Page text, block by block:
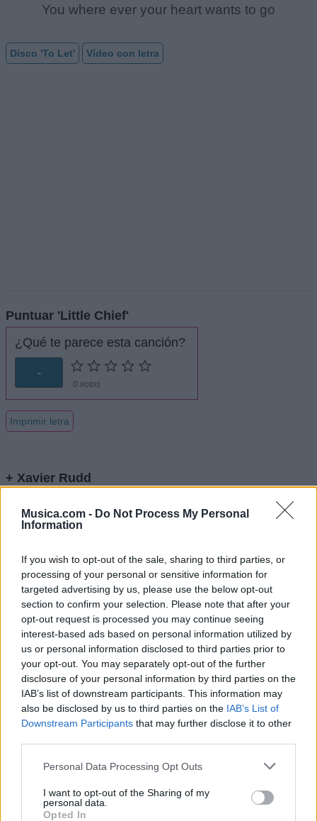
Musica.com - Do Not Process My Personal
Information
If you wish to opt-out of the sale, sharing to third parties, or
processing of your personal or sensitive information for
targeted advertising by us, please use the below opt-out
section to confirm your selection. Please note that after your
opt-out request is processed you may continue seeing
interest-based ads based on personal information utilized by
us or personal information disclosed to third parties prior to
your opt-out. You may separately opt-out of the further
disclosure of your personal information by third parties on the
IAB’s list of downstream participants. This information may
also be disclosed by us to third parties on the IAB’s List of
Downstream Participants that may further disclose it to other
Personal Data Processing Opt Outs
I want to opt-out of the Sharing of my
personal data.
Opted In
You where ever your heart wants to go
Disco 'To Let' Vídeo con letra
Puntuar 'Little Chief'
¿Qué te parece esta canción?
-
0 votos
Imprimir letra
+ Xavier Rudd
Letra Green Spandex
Letra Little Chief
Letra Follow The Sun
Letra A Fourth World
Letra Conceal Me
Letra G.b.a
Letra Let Me Be
Letra Light The Shade